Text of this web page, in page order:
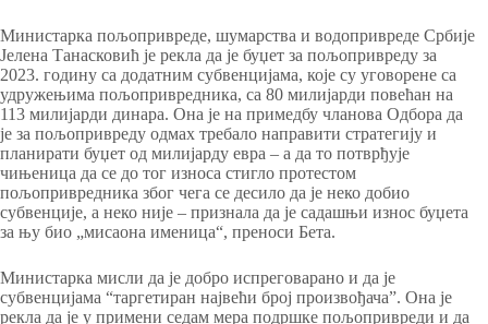
Министарка пољопривреде, шумарства и водопривреде Србије
Јелена Танасковић је рекла да је буџет за пољопривреду за
2023. годину са додатним субвенцијама, које су уговорене са
удружењима пољопривредника, са 80 милијарди повећан на
113 милијарди динара. Она је на примедбу чланова Одбора да
је за пољопривреду одмах требало направити стратегију и
планирати буџет од милијарду евра – а да то потврђује
чињеница да се до тог износа стигло протестом
пољопривредника због чега се десило да је неко добио
субвенције, а неко није – признала да је садашњи износ буџета
за њу био „мисаона именица“, преноси Бета.
Министарка мисли да је добро испреговарано и да је
субвенцијама “таргетиран највећи број произвођача”. Она је
рекла да је у примени седам мера подршке пољопривреди и да